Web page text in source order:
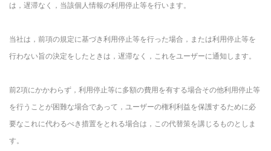
は，遅滞なく，当該個人情報の利用停止等を行います。
当社は，前項の規定に基づき利用停止等を行った場合，または利用停止等を
行わない旨の決定をしたときは，遅滞なく，これをユーザーに通知します。
前2項にかかわらず，利用停止等に多額の費用を有する場合その他利用停止等
を行うことが困難な場合であって，ユーザーの権利利益を保護するために必
要なこれに代わるべき措置をとれる場合は，この代替策を講じるものとしま
す。